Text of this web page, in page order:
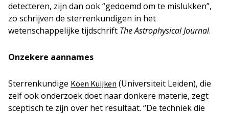
detecteren, zijn dan ook “gedoemd om te mislukken”,
zo schrijven de sterrenkundigen in het
wetenschappelijke tijdschrift The Astrophysical Journal.
Onzekere aannames
Sterrenkundige Koen Kuijken (Universiteit Leiden), die
zelf ook onderzoek doet naar donkere materie, zegt
sceptisch te zijn over het resultaat. “De techniek die